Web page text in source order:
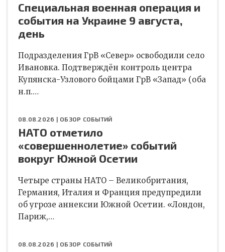
Специальная военная операция и
события на Украине 9 августа,
день
Подразделения ГрВ «Север» освободили село
Ивановка. Подтверждён контроль центра
Купянска-Узлового бойцами ГрВ «Запад» (оба
н.п.…
08.08.2026 | ОБЗОР СОБЫТИЙ
НАТО отметило
«совершеннолетие» событий
вокруг Южной Осетии
Четыре страны НАТО – Великобритания,
Германия, Италия и Франция предупредили
об угрозе аннексии Южной Осетии. «Лондон,
Париж,…
08.08.2026 | ОБЗОР СОБЫТИЙ